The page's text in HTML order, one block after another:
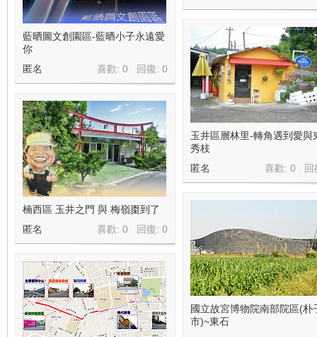
藍晒圖文創園區-藍晒小子永遠愛
你
喜歡: 0 回復: 0
匿名
玉井區層林里-轉角遇到愛與
秀枝
喜歡: 0 回
匿名
楠西區 玉井之門 與 梅嶺棗到了
喜歡: 0 回復: 0
匿名
國立故宮博物院南部院區(朴
市)~東石